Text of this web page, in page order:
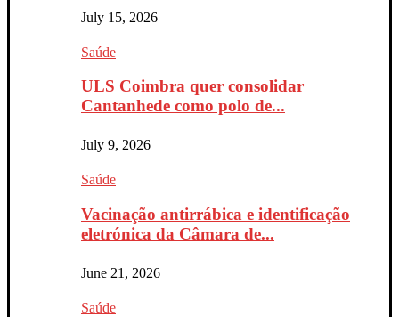
July 15, 2026
Saúde
ULS Coimbra quer consolidar
Cantanhede como polo de...
July 9, 2026
Saúde
Vacinação antirrábica e identificação
eletrónica da Câmara de...
June 21, 2026
Saúde